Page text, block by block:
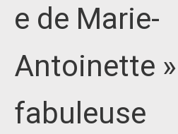
e de Marie-
Antoinette
fabuleuse